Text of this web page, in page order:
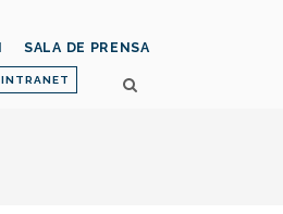
INTRANET
SALA DE PRENSA